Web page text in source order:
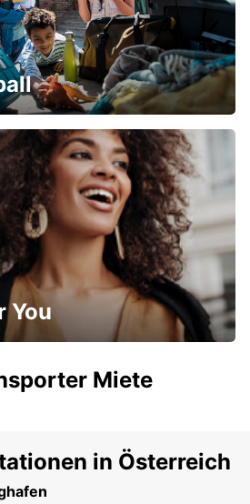
You
Miete
in Österreich